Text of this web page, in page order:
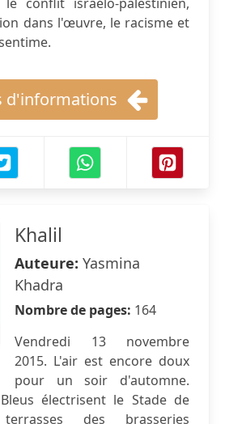
dans l'œuvre, le racisme et
d'informations
Khalil
Auteure: Yasmina
Khadra
Nombre de pages: 164
Vendredi 13 novembre
2015. L'air est encore doux
pour un soir d'automne.
électrisent le Stade de
des brasseries